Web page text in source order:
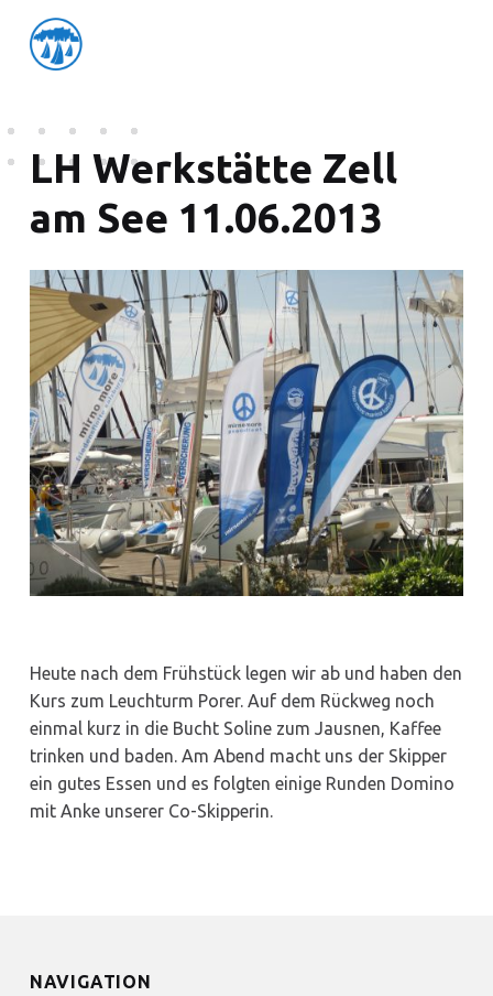
friedensflotte salzburg
Friedensflotte Salzburg
LH Werkstätte Zell
am See 11.06.2013
Heute nach dem Frühstück legen wir ab und haben den
Kurs zum Leuchturm Porer. Auf dem Rückweg noch
einmal kurz in die Bucht Soline zum Jausnen, Kaffee
trinken und baden. Am Abend macht uns der Skipper
ein gutes Essen und es folgten einige Runden Domino
mit Anke unserer Co-Skipperin.
NAVIGATION